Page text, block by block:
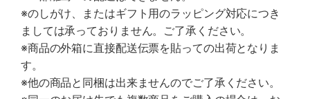
※のしがけ、またはギフト用のラッピング対応につき
ましては承っておりません。ご了承ください。
※商品の外箱に直接配送伝票を貼っての出荷となりま
す。
※他の商品と同梱は出来ませんのでご了承ください。